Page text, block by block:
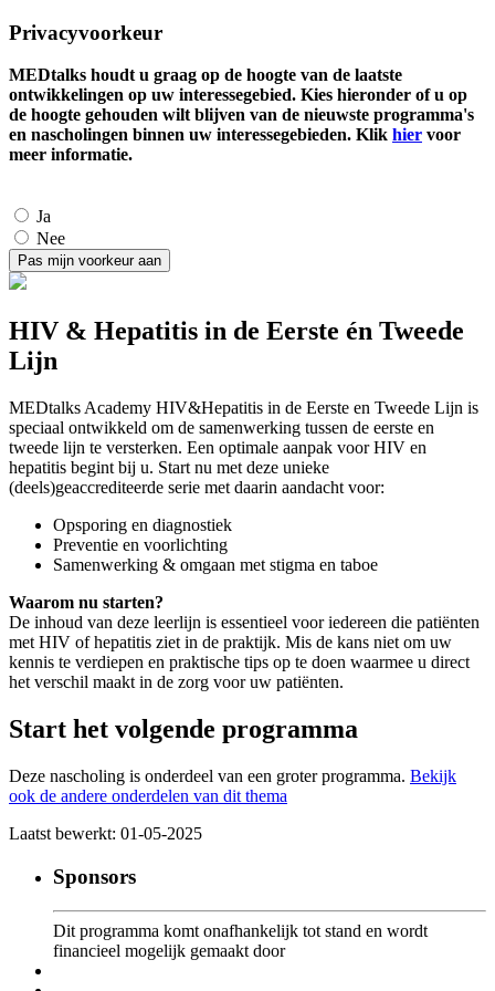
Privacyvoorkeur
MEDtalks houdt u graag op de hoogte van de laatste
ontwikkelingen op uw interessegebied. Kies hieronder of u op
de hoogte gehouden wilt blijven van de nieuwste programma's
en nascholingen binnen uw interessegebieden. Klik hier voor
meer informatie.
Ja
Nee
HIV & Hepatitis in de Eerste én Tweede
Lijn
MEDtalks Academy HIV&Hepatitis in de Eerste en Tweede Lijn is
speciaal ontwikkeld om de samenwerking tussen de eerste en
tweede lijn te versterken. Een optimale aanpak voor HIV en
hepatitis begint bij u. Start nu met deze unieke
(deels)geaccrediteerde serie met daarin aandacht voor:
Opsporing en diagnostiek
Preventie en voorlichting
Samenwerking & omgaan met stigma en taboe
Waarom nu starten?
De inhoud van deze leerlijn is essentieel voor iedereen die patiënten
met HIV of hepatitis ziet in de praktijk. Mis de kans niet om uw
kennis te verdiepen en praktische tips op te doen waarmee u direct
het verschil maakt in de zorg voor uw patiënten.
Start het volgende programma
Deze nascholing is onderdeel van een groter programma. Bekijk
ook de andere onderdelen van dit thema
Laatst bewerkt: 01-05-2025
Sponsors
Dit programma komt onafhankelijk tot stand en wordt
financieel mogelijk gemaakt door